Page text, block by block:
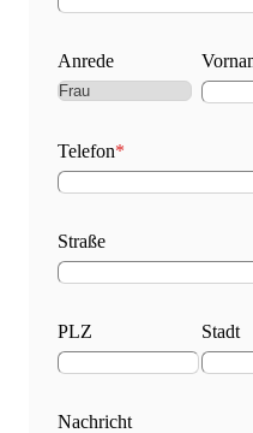
Anrede
Telefon*
Straße
PLZ Stadt
Nachricht